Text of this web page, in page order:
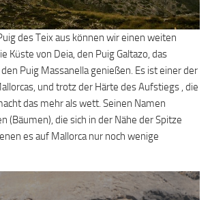
des Teix aus können wir einen weiten
Küste von Deia, den Puig Galtazo, das
Puig Massanella genießen. Es ist einer der
und trotz der Härte des Aufstiegs , die
das mehr als wett. Seinen Namen
(Bäumen), die sich in der Nähe der Spitze
es auf Mallorca nur noch wenige